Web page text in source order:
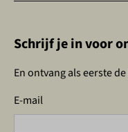
Schrijf je in voor
En ontvang als eerste
E-mail